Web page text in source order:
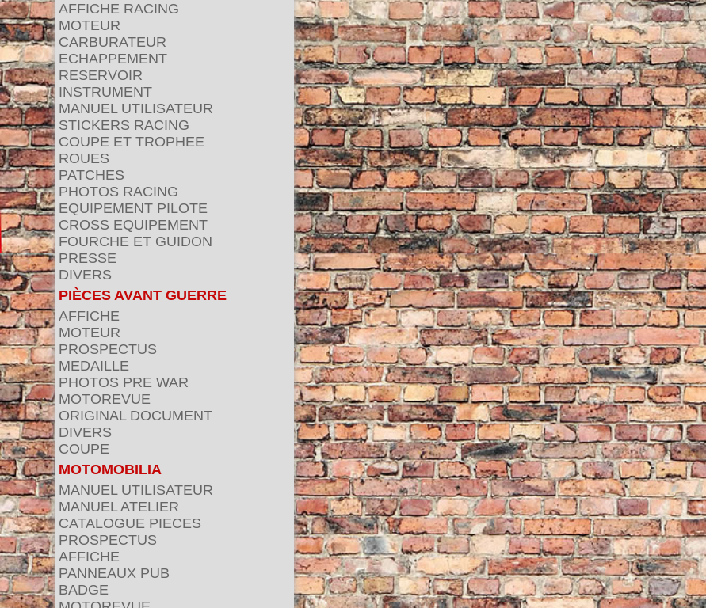
AFFICHE RACING
MOTEUR
CARBURATEUR
ECHAPPEMENT
RESERVOIR
INSTRUMENT
MANUEL UTILISATEUR
STICKERS RACING
COUPE ET TROPHEE
ROUES
PATCHES
PHOTOS RACING
EQUIPEMENT PILOTE
CROSS EQUIPEMENT
FOURCHE ET GUIDON
PRESSE
DIVERS
PIÈCES AVANT GUERRE
AFFICHE
MOTEUR
PROSPECTUS
MEDAILLE
PHOTOS PRE WAR
MOTOREVUE
ORIGINAL DOCUMENT
DIVERS
COUPE
MOTOMOBILIA
MANUEL UTILISATEUR
MANUEL ATELIER
CATALOGUE PIECES
PROSPECTUS
AFFICHE
PANNEAUX PUB
BADGE